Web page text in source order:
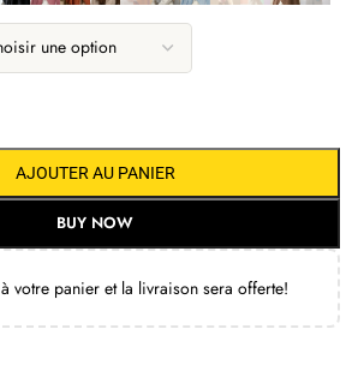
AJOUTER AU PANIER
BUY NOW
à votre panier et la livraison sera offerte!